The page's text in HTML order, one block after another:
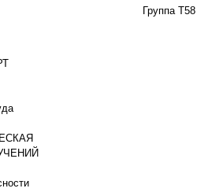
Группа Т58